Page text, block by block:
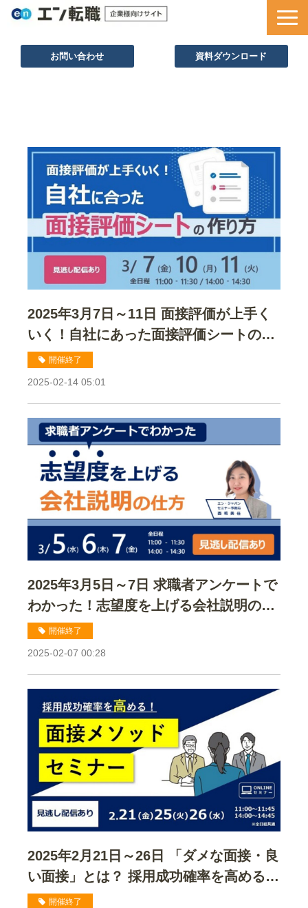
お問い合わせ 資料ダウンロード
セミナー情報
お役立ち資料
2025年3月7日～11日 面接評価が上手く
いく！自社にあった面接評価シートの作
り方セミナー
開催終了
2025-02-14 05:01
2025年3月5日～7日 求職者アンケートで
わかった！志望度を上げる会社説明の仕
方セミナー
開催終了
2025-02-07 00:28
2025年2月21日～26日 「ダメな面接・良
い面接」とは？ 採用成功確率を高める！
面接メソッドセミナー
開催終了